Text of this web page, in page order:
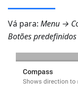
Vá para: Menu →
Botões